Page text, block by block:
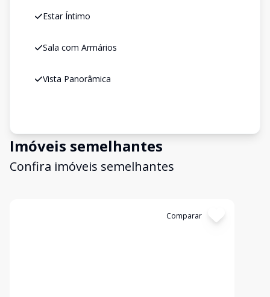
Estar Íntimo
Sala com Armários
Vista Panorâmica
Imóveis semelhantes
Confira imóveis semelhantes
Comparar